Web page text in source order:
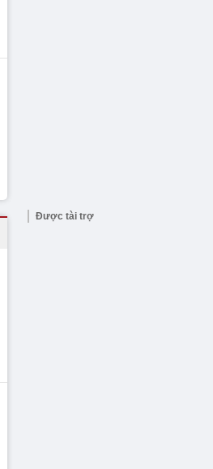
Được tài trợ